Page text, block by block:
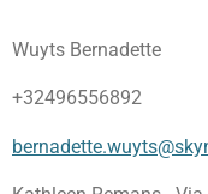
Wuyts Bernadette
+32496556892